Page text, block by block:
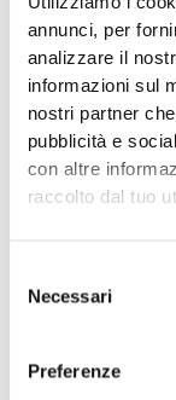
annunci, per
analizzare il
informazioni sul
nostri partner
pubblicità e
con altre
raccolto dal tuo
delNecessari
Preferenze
energetico /
fonti
Sostegni 4
Ente
Regione 1
agevolazione